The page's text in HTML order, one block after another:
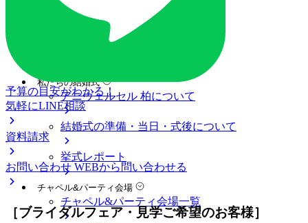
ブライダルフェア一覧
ブライダルフェアの基礎知識
私たちの結婚式
アニヴェルセル 柏について
結婚式の準備・当日・式後について
挙式レポート
チャペル&パーティ会場
チャペル&パーティ会場一覧
予算の目安がわかる！
気軽にLINE相談
資料請求
お問い合わせ WEBから問い合わせる
［ブライダルフェア・見学ご希望のお客様］